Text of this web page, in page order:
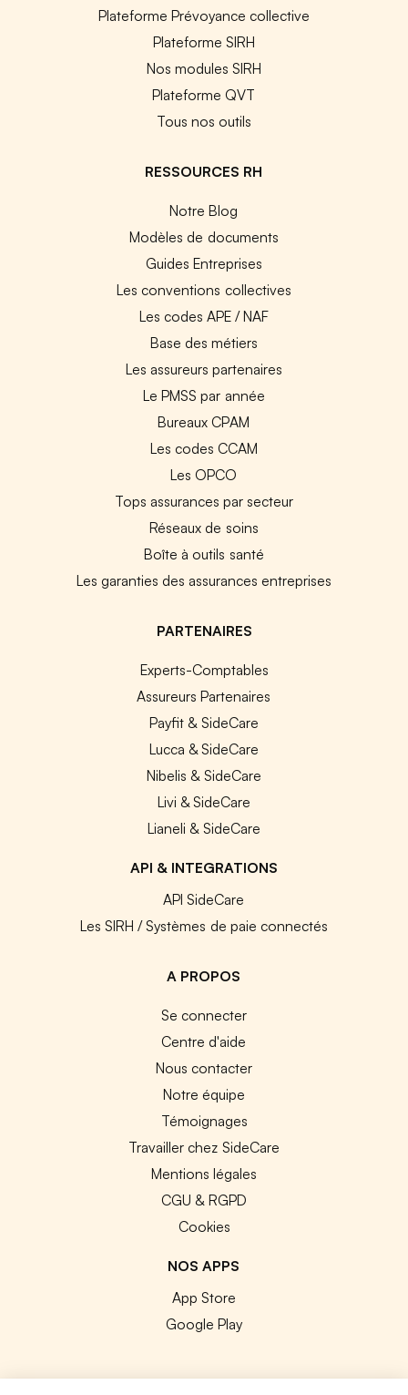
Plateforme Prévoyance collective
Plateforme SIRH
Nos modules SIRH
Plateforme QVT
Tous nos outils
RESSOURCES RH
Notre Blog
Modèles de documents
Guides Entreprises
Les conventions collectives
Les codes APE / NAF
Base des métiers
Les assureurs partenaires
Le PMSS par année
Bureaux CPAM
Les codes CCAM
Les OPCO
Tops assurances par secteur
Réseaux de soins
Boîte à outils santé
Les garanties des assurances entreprises
PARTENAIRES
Experts-Comptables
Assureurs Partenaires
Payfit & SideCare
Lucca & SideCare
Nibelis & SideCare
Livi & SideCare
Lianeli & SideCare
API & INTEGRATIONS
API SideCare
Les SIRH / Systèmes de paie connectés
A PROPOS
Se connecter
Centre d'aide
Nous contacter
Notre équipe
Témoignages
Travailler chez SideCare
Mentions légales
CGU & RGPD
Cookies
NOS APPS
App Store
Google Play